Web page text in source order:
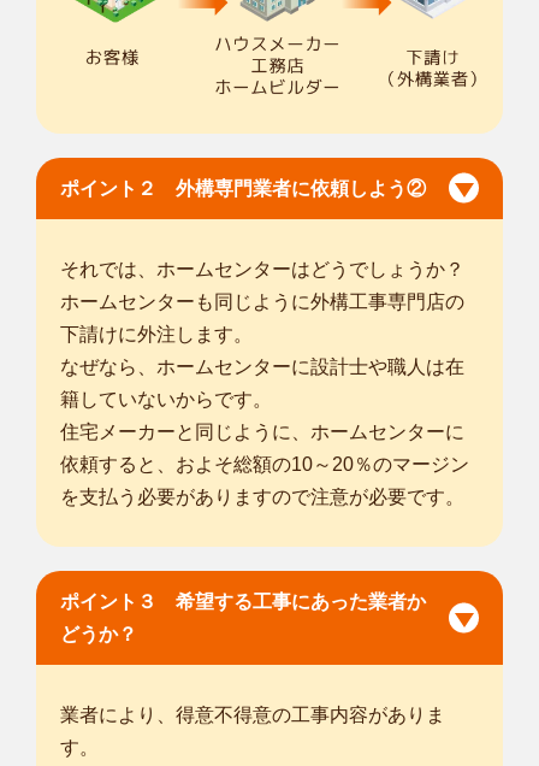
ポイント２ 外構専門業者に依頼しよう②
それでは、ホームセンターはどうでしょうか？
ホームセンターも同じように外構工事専門店の
下請けに外注します。
なぜなら、ホームセンターに設計士や職人は在
籍していないからです。
住宅メーカーと同じように、ホームセンターに
依頼すると、およそ総額の10～20％のマージン
を支払う必要がありますので注意が必要です。
ポイント３ 希望する工事にあった業者か
どうか？
業者により、得意不得意の工事内容がありま
す。